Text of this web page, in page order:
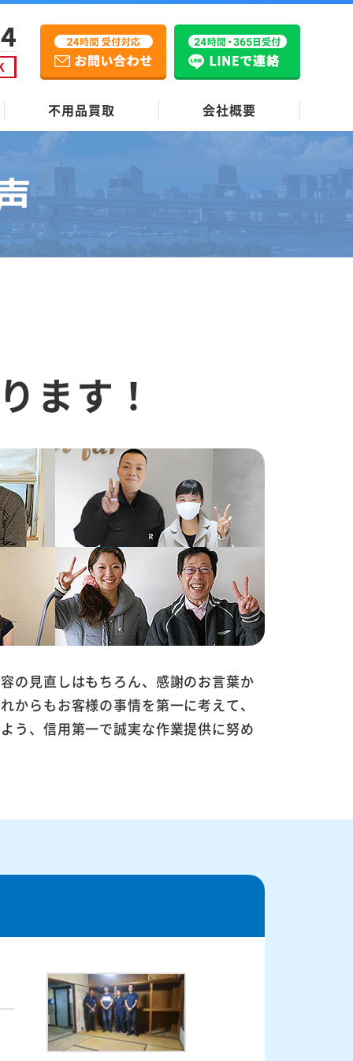
不用品買取 会社概要
ます！
の見直しはもちろん、感謝のお言葉か
らもお客様の事情を第一に考えて、
う、信用第一で誠実な作業提供に努め